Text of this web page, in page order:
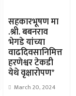
सहकारभूषण मा
.श्री. बबनराव
भेगडे यांच्या
वाढदिवसानिमित्त
हरणेश्वर टेकडी
येथे वृक्षारोपण*
March 20, 2024